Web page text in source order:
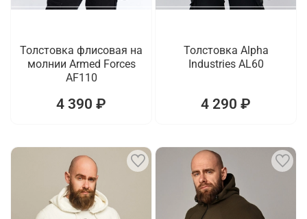
Толстовка флисовая на
молнии Armed Forces
AF110
4 390 ₽
Толстовка Alpha
Industries AL60
4 290 ₽